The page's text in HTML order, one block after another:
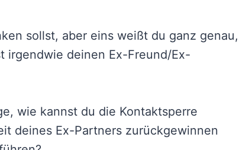
sollst, aber eins weißt du ganz genau,
irgendwie deinen Ex-Freund/Ex-
wie kannst du die Kontaktsperre
deines Ex-Partners zurückgewinnen